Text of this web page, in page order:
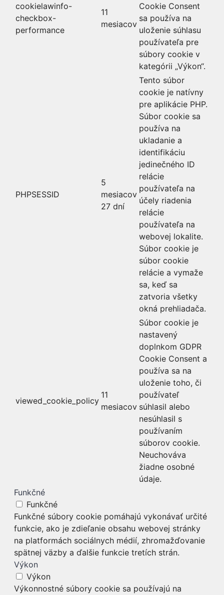
cookielawinfo-
checkbox-
performance
11
mesiacov
Cookie Consent
sa používa na
uloženie súhlasu
používateľa pre
súbory cookie v
kategórii „Výkon“.
PHPSESSID
5
mesiacov
27 dní
Tento súbor
cookie je natívny
pre aplikácie PHP.
Súbor cookie sa
používa na
ukladanie a
identifikáciu
jedinečného ID
relácie
používateľa na
účely riadenia
relácie
používateľa na
webovej lokalite.
Súbor cookie je
súbor cookie
relácie a vymaže
sa, keď sa
zatvoria všetky
okná prehliadača.
viewed_cookie_policy
11
mesiacov
Súbor cookie je
nastavený
doplnkom GDPR
Cookie Consent a
používa sa na
uloženie toho, či
používateľ
súhlasil alebo
nesúhlasil s
používaním
súborov cookie.
Neuchováva
žiadne osobné
údaje.
Funkčné
Funkčné
Funkčné súbory cookie pomáhajú vykonávať určité
funkcie, ako je zdieľanie obsahu webovej stránky
na platformách sociálnych médií, zhromažďovanie
spätnej väzby a ďalšie funkcie tretích strán.
Výkon
Výkon
Výkonnostné súbory cookie sa používajú na